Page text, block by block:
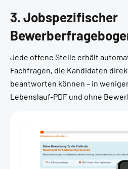
3. Jobspezifischer
Jede offene Stelle erhält
Fachfragen, die Kandidaten
beantworten können – in
Lebenslauf-PDF und ohne